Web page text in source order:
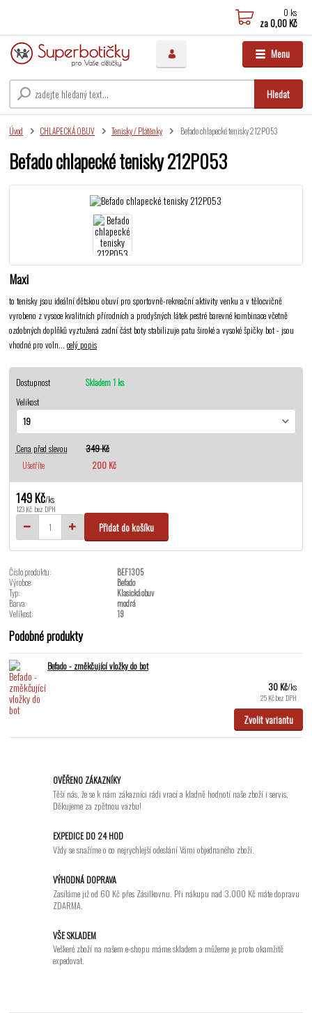
Menu
Hledat
0 ks
za0,00 Kč
Úvod CHLAPECKÁ OBUV Tenisky / Plátěnky Befado chlapecké tenisky 212P053
Befado chlapecké tenisky 212P053
Maxi
to tenisky jsou ideální dětskou obuví pro sportovně-rekreační aktivity venku a v tělocvičně
vyrobeno z vysoce kvalitních přírodních a prodyšných látek pestré barevné kombinace včetně
ozdobných doplňků vyztužená zadní část boty stabilizuje patu široké a vysoké špičky bot - jsou
vhodné pro voln...celý popis
Dostupnost
Skladem 1 ks
Velikost
Cena před slevou
349 Kč
Ušetříte
200 Kč
149 Kč/ks
123 Kč bez DPH
Přidat do košíku
Číslo produktu:
BEF1305
Výrobce:
Befado
Typ:
Klasická obuv
Barva:
modrá
Velikost:
19
Podobné produkty
Befado - změkčující vložky do bot
30 Kč/ks
25 Kčbez DPH
Zvolit variantu
OVĚŘENO ZÁKAZNÍKY
Těší nás, že se k nám zákazníci rádi vrací a kladně hodnotí naše zboží i servis.
Děkujeme za zpětnou vazbu!
EXPEDICE DO 24 HOD
Vždy se snažíme o co nejrychlejší odeslání Vámi objednaného zboží.
VÝHODNÁ DOPRAVA
Zasíláme již od 60 Kč přes Zásilkovnu. Při nákupu nad 3.000 Kč máte dopravu
ZDARMA.
VŠE SKLADEM
Veškeré zboží na našem e-shopu máme skladem a můžeme je proto okamžitě
expedovat.